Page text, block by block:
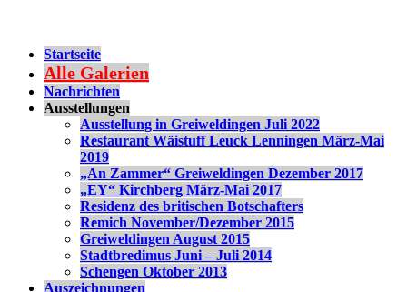
Startseite
Alle Galerien
Nachrichten
Ausstellungen
Ausstellung in Greiweldingen Juli 2022
Restaurant Wäistuff Leuck Lenningen März-Mai
2019
„An Zammer“ Greiweldingen Dezember 2017
„EY“ Kirchberg März-Mai 2017
Residenz des britischen Botschafters
Remich November/Dezember 2015
Greiweldingen August 2015
Stadtbredimus Juni – Juli 2014
Schengen Oktober 2013
Auszeichnungen